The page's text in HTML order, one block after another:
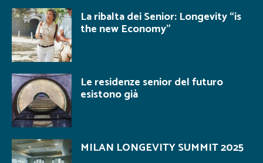
La ribalta dei Senior: Longevity “is
the new Economy”
Le residenze senior del futuro
esistono già
MILAN LONGEVITY SUMMIT 2025